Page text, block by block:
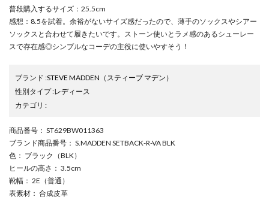
普段購入するサイズ：25.5cm
感想：8.5を試着。余裕がないサイズ感だったので、薄手のソックスやシアー
ソックスと合わせて履きたいです。ストーン使いとラメ感のあるシューレー
スで存在感◎シンプルなコーデの主役に使いやすそう！
ブランド :STEVE MADDEN （スティーブ マデン）
性別タイプ:レディース
カテゴリ :
商品番号 ： ST629BW011363
ブランド商品番号 ： S.MADDEN SETBACK-R-VA BLK
色 ： ブラック（BLK）
ヒールの高さ ： 3.5cm
靴幅 ： 2E（普通）
表素材 ： 合成皮革